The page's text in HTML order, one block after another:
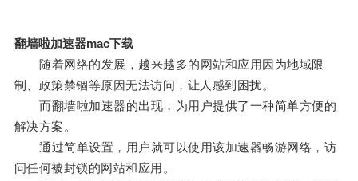
翻墙啦加速器mac下载
随着网络的发展，越来越多的网站和应用因为地域限
制、政策禁锢等原因无法访问，让人感到困扰。
而翻墙啦加速器的出现，为用户提供了一种简单方便的
解决方案。
通过简单设置，用户就可以使用该加速器畅游网络，访
问任何被封锁的网站和应用。